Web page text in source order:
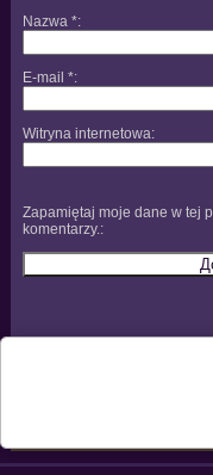
Nazwa *
E-mail *
Witryna internetowa
Zapamiętaj moje dane w tej
komentarzy.